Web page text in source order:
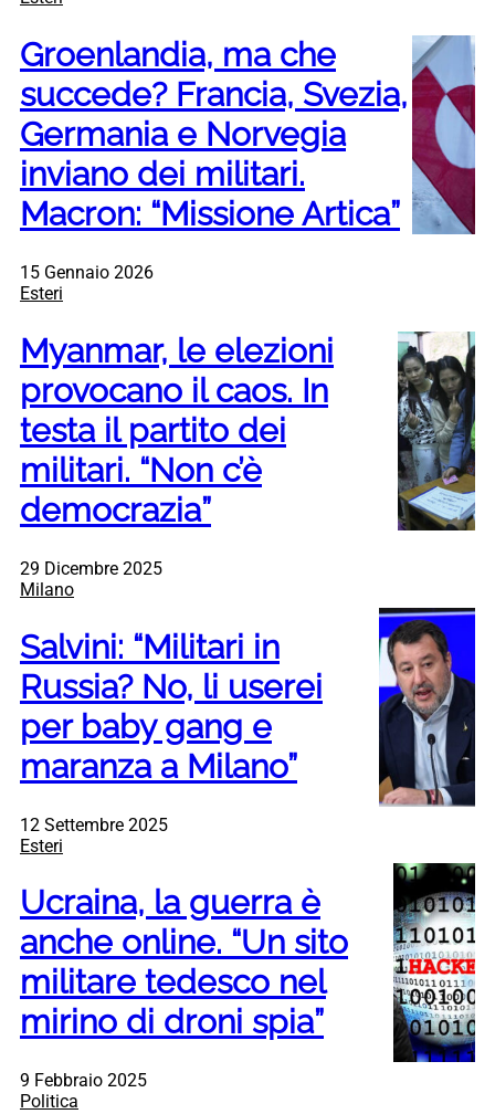
Groenlandia, ma che
succede? Francia, Svezia,
Germania e Norvegia
inviano dei militari.
Macron: “Missione Artica”
15 Gennaio 2026
Esteri
Myanmar, le elezioni
provocano il caos. In
testa il partito dei
militari. “Non c’è
democrazia”
29 Dicembre 2025
Milano
Salvini: “Militari in
Russia? No, li userei
per baby gang e
maranza a Milano”
12 Settembre 2025
Esteri
Ucraina, la guerra è
anche online. “Un sito
militare tedesco nel
mirino di droni spia”
9 Febbraio 2025
Politica